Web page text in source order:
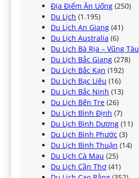
Địa Điểm Ăn Uống (250)
Du Lịch (1.195)
Du Lịch An Giang (41)
Du Lịch Australia (6)
Du Lịch Bà Rịa – Vũng Tàu
Du Lịch Bắc Giang (278)
Du Lịch Bắc Kạn (192)
Du Lịch Bạc Liêu (16)
Du Lịch Bắc Ninh (13)
Du Lịch Bến Tre (26)
Du Lịch Bình Định (7)
Du Lịch Bình Dương (11)
Du Lịch Bình Phước (3)
Du Lịch Bình Thuận (14)
Du Lịch Cà Mau (25)
Du Lịch Cần Thơ (41)